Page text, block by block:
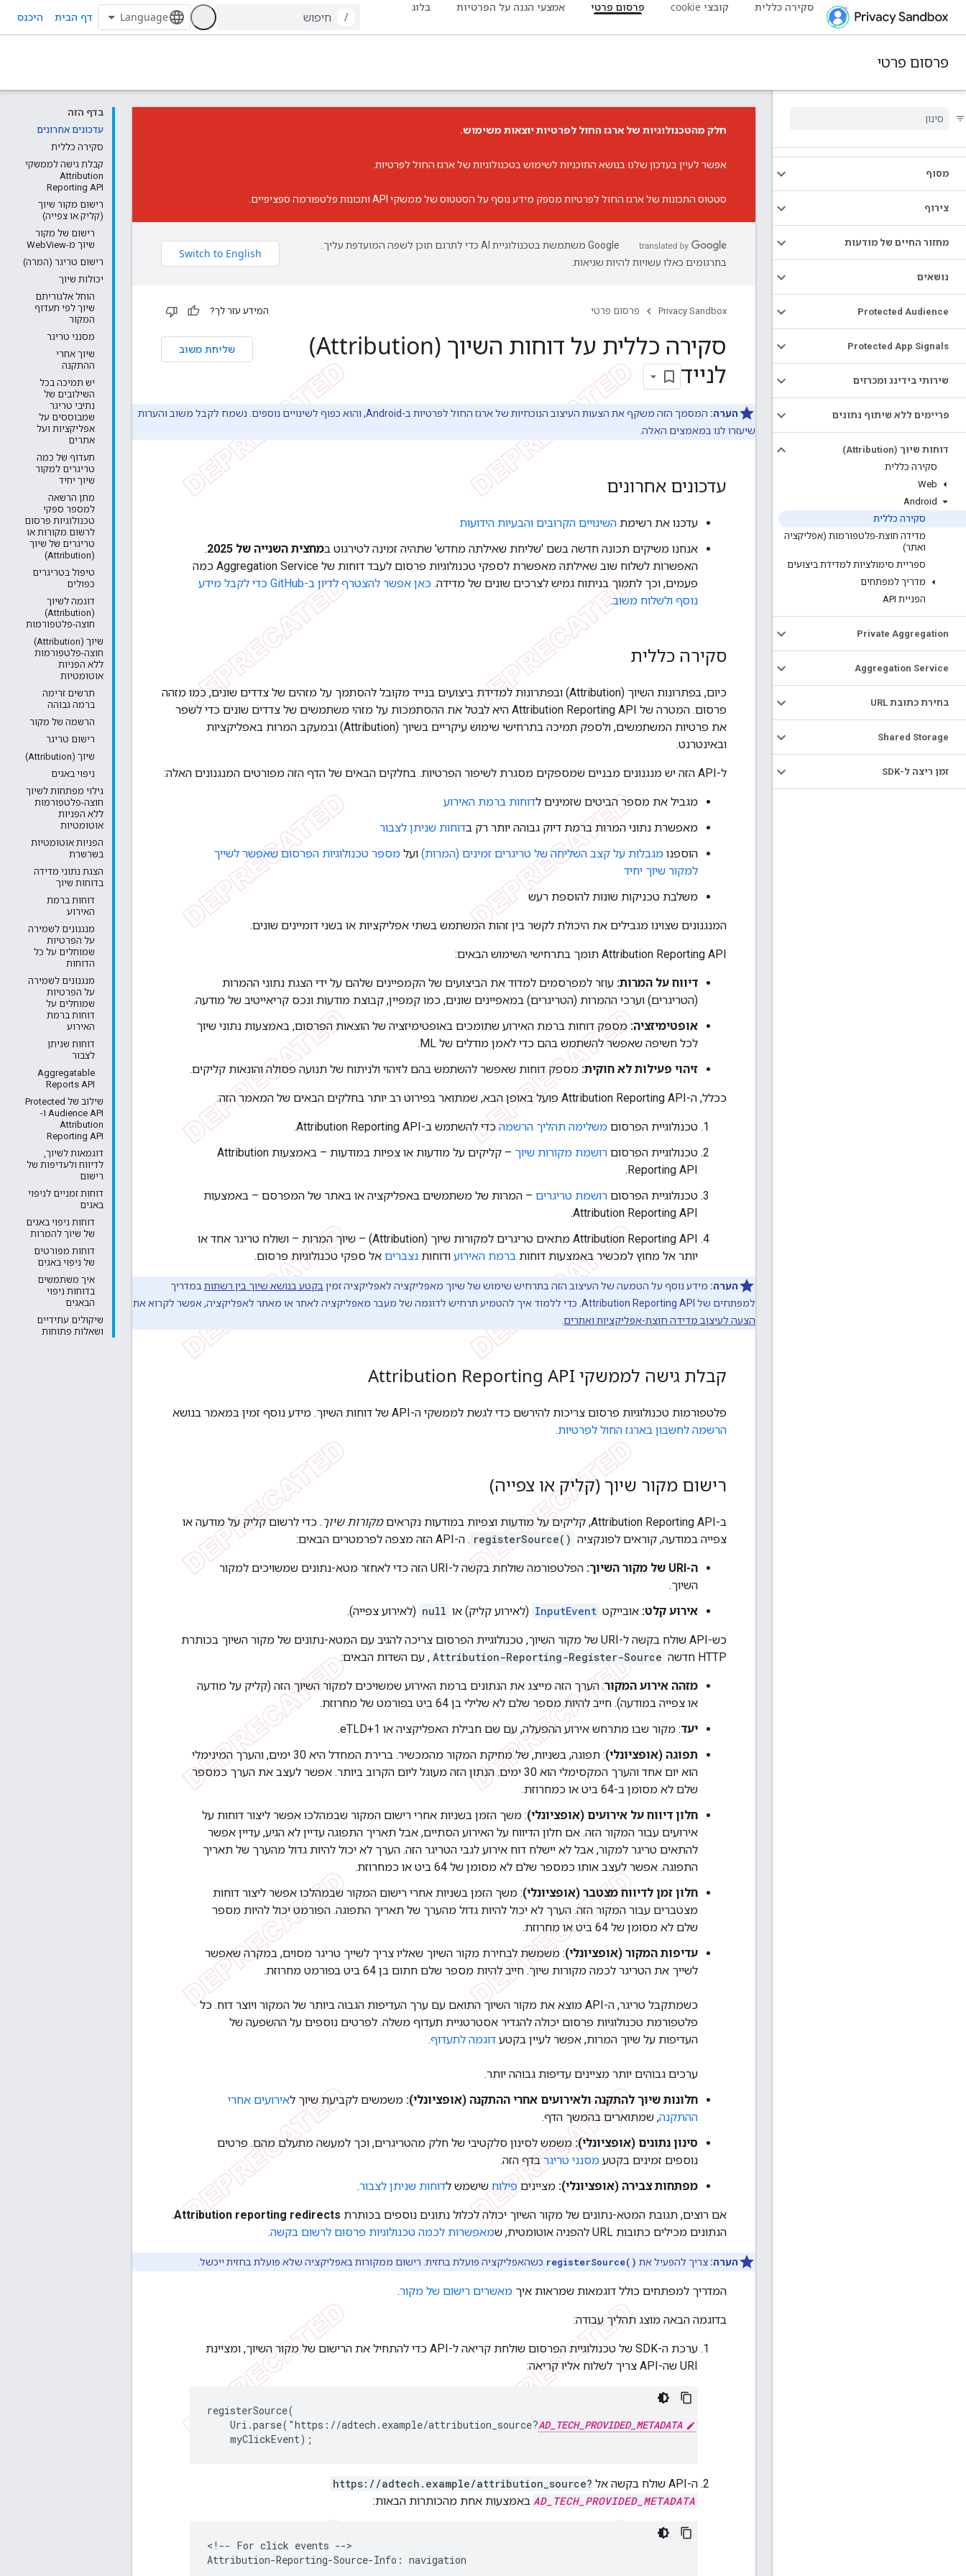
סקירה כללית קובצי cookie פרסום פרטי אמצעי הגנה על הפרטיות בלוג
/ דף הבית היכנס
פרסום פרטי
מסוף
צירוף
מחזור החיים של מודעות
נושאים
Protected Audience
Protected App Signals
שירותי בידינג ומכרזים
פריימים ללא שיתוף נתונים
דוחות שיוך (Attribution)
סקירה כללית
Web
Android
סקירה כללית
מדידה חוצת-פלטפורמות (אפליקציה
ואתר)
ספריית סימולציות למדידת ביצועים
מדריך למפתחים
הפניית API
Private Aggregation
Aggregation Service
בחירת כתובת URL
Shared Storage
זמן ריצה ל-SDK
בדף הזה
עדכונים אחרונים
סקירה כללית
קבלת גישה לממשקי
Attribution
Reporting API
רישום מקור שיוך
(קליק או צפייה)
רישום של מקור
שיוך מ-WebView
רישום טריגר (המרה)
יכולות שיוך
הוחל אלגוריתם
שיוך לפי תעדוף
המקור
מסנני טריגר
שיוך אחרי
ההתקנה
יש תמיכה בכל
השילובים של
נתיבי טריגר
שמבוססים על
אפליקציות ועל
אתרים
תעדוף של כמה
טריגרים למקור
שיוך יחיד
מתן הרשאה
למספר ספקי
טכנולוגיות פרסום
לרשום מקורות או
טריגרים של שיוך
(Attribution)
טיפול בטריגרים
כפולים
דוגמה לשיוך
(Attribution)
חוצה-פלטפורמות
שיוך (Attribution)
חוצה-פלטפורמות
ללא הפניות
אוטומטיות
תרשים זרימה
ברמה גבוהה
הרשמה של מקור
רישום טריגר
שיוך (Attribution)
ניפוי באגים
גילוי מפתחות לשיוך
חוצה-פלטפורמות
ללא הפניות
אוטומטיות
הפניות אוטומטיות
בשרשרת
הצגת נתוני מדידה
בדוחות שיוך
דוחות ברמת
האירוע
מנגנונים לשמירה
על הפרטיות
שמוחלים על כל
הדוחות
מנגנונים לשמירה
על הפרטיות
שמוחלים על
דוחות ברמת
האירוע
דוחות שניתן
לצבור
Aggregatable
Reports API
שילוב של Protected
Audience API ו-
Attribution
Reporting API
דוגמאות לשיוך,
לדיווח ולעדיפות של
רישום
דוחות זמניים לניפוי
באגים
דוחות ניפוי באגים
של שיוך להמרות
דוחות מפורטים
של ניפוי באגים
איך משתמשים
בדוחות ניפוי
הבאגים
שיקולים עתידיים
ושאלות פתוחות
חלק מהטכנולוגיות של ארגז החול לפרטיות יוצאות משימוש.
אפשר לעיין בעדכון שלנו בנושא התוכניות לשימוש בטכנולוגיות של ארגז החול לפרטיות
סטטוס התכונות של ארגז החול לפרטיות מספק מידע נוסף על הסטטוס של ממשקי API ותכונות פלטפורמה ספציפיים.
‫Google משתמשת בטכנולוגיית AI כדי לתרגם תוכן לשפה המועדפת עליך.
בתרגומים כאלו עשויות להיות שגיאות.
Privacy Sandbox פרסום פרטי המידע עזר לך?
שליחת משוב
סקירה כללית על דוחות השיוך (Attribution)
לנייד
הערה:
המסמך הזה משקף את הצעות העיצוב הנוכחיות של ארגז החול לפרטיות ב-Android, והוא כפוף לשינויים נוספים. נשמח לקבל משוב והערות
שיעזרו לנו במאמצים האלה.
עדכונים אחרונים
עדכנו את רשימת השינויים הקרובים והבעיות הידועות
אנחנו משיקים תכונה חדשה בשם 'שליחת שאילתה מחדש' שתהיה זמינה לטירגוט במחצית השנייה של 2025
.
האפשרות לשלוח שוב שאילתה מאפשרת לספקי טכנולוגיות פרסום לעבד דוחות של Aggregation Service כמה
פעמים, וכך לתמוך בניתוח גמיש לצרכים שונים של מדידה.
כאן אפשר להצטרף לדיון ב-GitHub כדי לקבל מידע
נוסף ולשלוח משוב.
סקירה כללית
כיום, בפתרונות השיוך (Attribution) ובפתרונות למדידת ביצועים בנייד מקובל להסתמך על מזהים של צדדים שונים, כמו מזהה
פרסום. המטרה של Attribution Reporting API היא לבטל את ההסתמכות על מזהי משתמשים של צדדים שונים כדי לשפר
את פרטיות המשתמשים, ולספק תמיכה בתרחישי שימוש עיקריים בשיוך (Attribution) ובמעקב המרות באפליקציות
ובאינטרנט.
ל-API הזה יש מנגנונים מבניים שמספקים מסגרת לשיפור הפרטיות. בחלקים הבאים של הדף הזה מפורטים המנגנונים האלה:
מגביל את מספר הביטים שזמינים לדוחות ברמת האירוע
מאפשרת נתוני המרות ברמת דיוק גבוהה יותר רק בדוחות שניתן לצבור
הוספנו מגבלות על קצב השליחה של טריגרים זמינים (המרות) ועל מספר טכנולוגיות הפרסום שאפשר לשייך
למקור שיוך יחיד
משלבת טכניקות שונות להוספת רעש
המנגנונים שצוינו מגבילים את היכולת לקשר בין זהות המשתמש בשתי אפליקציות או בשני דומיינים שונים.
‫Attribution Reporting API תומך בתרחישי השימוש הבאים:
דיווח על המרות: עוזר למפרסמים למדוד את הביצועים של הקמפיינים שלהם על ידי הצגת נתוני ההמרות
(הטריגרים) וערכי ההמרות (הטריגרים) במאפיינים שונים, כמו קמפיין, קבוצת מודעות ונכס קריאייטיב של מודעה.
אופטימיזציה:מספק דוחות ברמת האירוע שתומכים באופטימיזציה של הוצאות הפרסום, באמצעות נתוני שיוך
לכל חשיפה שאפשר להשתמש בהם כדי לאמן מודלים של ML.
זיהוי פעילות לא חוקית: מספק דוחות שאפשר להשתמש בהם לזיהוי ולניתוח של תנועה פסולה והונאות קליקים.
ככלל, ה-Attribution Reporting API פועל באופן הבא, שמתואר בפירוט רב יותר בחלקים הבאים של המאמר הזה:
טכנולוגיית הפרסום משלימה תהליך הרשמהכדי להשתמש ב-Attribution Reporting API.
טכנולוגיית הפרסום רושמת מקורות שיוך
– קליקים על מודעות או צפיות במודעות – באמצעות Attribution
Reporting API.
טכנולוגיית הפרסום רושמת טריגרים – המרות של משתמשים באפליקציה או באתר של המפרסם – באמצעות
Attribution Reporting API.
‫Attribution Reporting API מתאים טריגרים למקורות שיוך (Attribution) – שיוך המרות – ושולח טריגר אחד או
יותר אל מחוץ למכשיר באמצעות דוחות ברמת האירוע ודוחות נצברים אל ספקי טכנולוגיות פרסום.
הערה: מידע נוסף על הטמעה של העיצוב הזה בתרחיש שימוש של שיוך מאפליקציה לאפליקציה זמין בקטע בנושא שיוך בין רשתות במדריך
למפתחים של Attribution Reporting API. כדי ללמוד איך להטמיע תרחיש לדוגמה של מעבר מאפליקציה לאתר או מאתר לאפליקציה, אפשר לקרוא את
הצעה לעיצוב מדידה חוצת-אפליקציות ואתרים.
קבלת גישה לממשקי Attribution Reporting API
פלטפורמות טכנולוגיות פרסום צריכות להירשם כדי לגשת לממשקי ה-API של דוחות השיוך. מידע נוסף זמין במאמר בנושא
הרשמה לחשבון בארגז החול לפרטיות.
רישום מקור שיוך (קליק או צפייה)
ב-Attribution Reporting API, קליקים על מודעות וצפיות במודעות נקראים מקורות שיוך . כדי לרשום קליק על מודעה או
צפייה במודעה, קוראים לפונקציה registerSource() . ה-API הזה מצפה לפרמטרים הבאים:
ה-URI של מקור השיוך:
הפלטפורמה שולחת בקשה ל-URI הזה כדי לאחזר מטא-נתונים שמשויכים למקור
השיוך.
אירוע קלט: אובייקט InputEvent (לאירוע קליק) או null (לאירוע צפייה).
כש-API שולח בקשה ל-URI של מקור השיוך, טכנולוגיית הפרסום צריכה להגיב עם המטא-נתונים של מקור השיוך בכותרת
HTTP חדשה
Attribution-Reporting-Register-Source , עם השדות הבאים:
מזהה אירוע המקור: הערך הזה מייצג את הנתונים ברמת האירוע שמשויכים למקור השיוך הזה (קליק על מודעה
או צפייה במודעה). חייב להיות מספר שלם לא שלילי בן 64 ביט בפורמט של מחרוזת.
יעד: מקור שבו מתרחש אירוע ההפעלה, עם שם חבילת האפליקציה או eTLD+1.
תפוגה (אופציונלי)
: תפוגה, בשניות, של מחיקת המקור מהמכשיר. ברירת המחדל היא 30 ימים, והערך המינימלי
הוא יום אחד והערך המקסימלי הוא 30 ימים. הנתון הזה מעוגל ליום הקרוב ביותר. אפשר לעצב את הערך כמספר
שלם לא מסומן ב-64 ביט או כמחרוזת.
חלון דיווח על אירועים (אופציונלי): משך הזמן בשניות אחרי רישום המקור שבמהלכו אפשר ליצור דוחות על
אירועים עבור המקור הזה. אם חלון הדיווח על האירוע הסתיים, אבל תאריך התפוגה עדיין לא הגיע, עדיין אפשר
להתאים טריגר למקור, אבל לא יישלח דוח אירוע לגבי הטריגר הזה. הערך לא יכול להיות גדול מהערך של תאריך
התפוגה. אפשר לעצב אותו כמספר שלם לא מסומן של 64 ביט או כמחרוזת.
חלון זמן לדיווח מצטבר (אופציונלי): משך הזמן בשניות אחרי רישום המקור שבמהלכו אפשר ליצור דוחות
מצטברים עבור המקור הזה. הערך לא יכול להיות גדול מהערך של תאריך התפוגה. הפורמט יכול להיות מספר
שלם לא מסומן של 64 ביט או מחרוזת.
עדיפות המקור (אופציונלי): משמשת לבחירת מקור השיוך שאליו צריך לשייך טריגר מסוים, במקרה שאפשר
לשייך את הטריגר לכמה מקורות שיוך. חייב להיות מספר שלם חתום בן 64 ביט בפורמט מחרוזת.
כשמתקבל טריגר, ה-API מוצא את מקור השיוך התואם עם ערך העדיפות הגבוה ביותר של המקור ויוצר דוח. כל
פלטפורמת טכנולוגיות פרסום יכולה להגדיר אסטרטגיית תעדוף משלה. לפרטים נוספים על ההשפעה של
העדיפות על שיוך המרות, אפשר לעיין בקטע דוגמה לתעדוף.
ערכים גבוהים יותר מציינים עדיפות גבוהה יותר.
חלונות שיוך להתקנה ולאירועים אחרי ההתקנה (אופציונלי): משמשים לקביעת שיוך לאירועים אחרי
ההתקנה, שמתוארים בהמשך הדף.
סינון נתונים (אופציונלי):משמש לסינון סלקטיבי של חלק מהטריגרים, וכך למעשה מתעלם מהם. פרטים
נוספים זמינים בקטע מסנני טריגרבדף הזה.
מפתחות צבירה (אופציונלי): מצייניםפילוחשישמש לדוחות שניתן לצבור.
אם רוצים, תגובת המטא-נתונים של מקור השיוך יכולה לכלול נתונים נוספים בכותרת Attribution reporting redirects
.
הנתונים מכילים כתובות URL להפניה אוטומטית, ש
מאפשרות לכמה טכנולוגיות פרסום לרשום בקשה.
הערה: צריך להפעיל את registerSource() כשהאפליקציה פועלת בחזית. רישום ממקורות באפליקציה שלא פועלת בחזית ייכשל.
המדריך למפתחים כולל דוגמאות שמראות איך מאשרים רישום של מקור.
בדוגמה הבאה מוצג תהליך עבודה:
ערכת ה-SDK של טכנולוגיית הפרסום שולחת קריאה ל-API כדי להתחיל את הרישום של מקור השיוך, ומציינת
URI שה-API צריך לשלוח אליו קריאה:
registerSource(
    Uri.parse("https://adtech.example/attribution_source?
AD_TECH_PROVIDED_METADATA
"),
ה-API שולח בקשה אל
https://adtech.example/attribution_source?
AD_TECH_PROVIDED_METADATA באמצעות אחת מהכותרות הבאות:
<!-- For click events -->
Attribution-Reporting-Source-Info: navigation